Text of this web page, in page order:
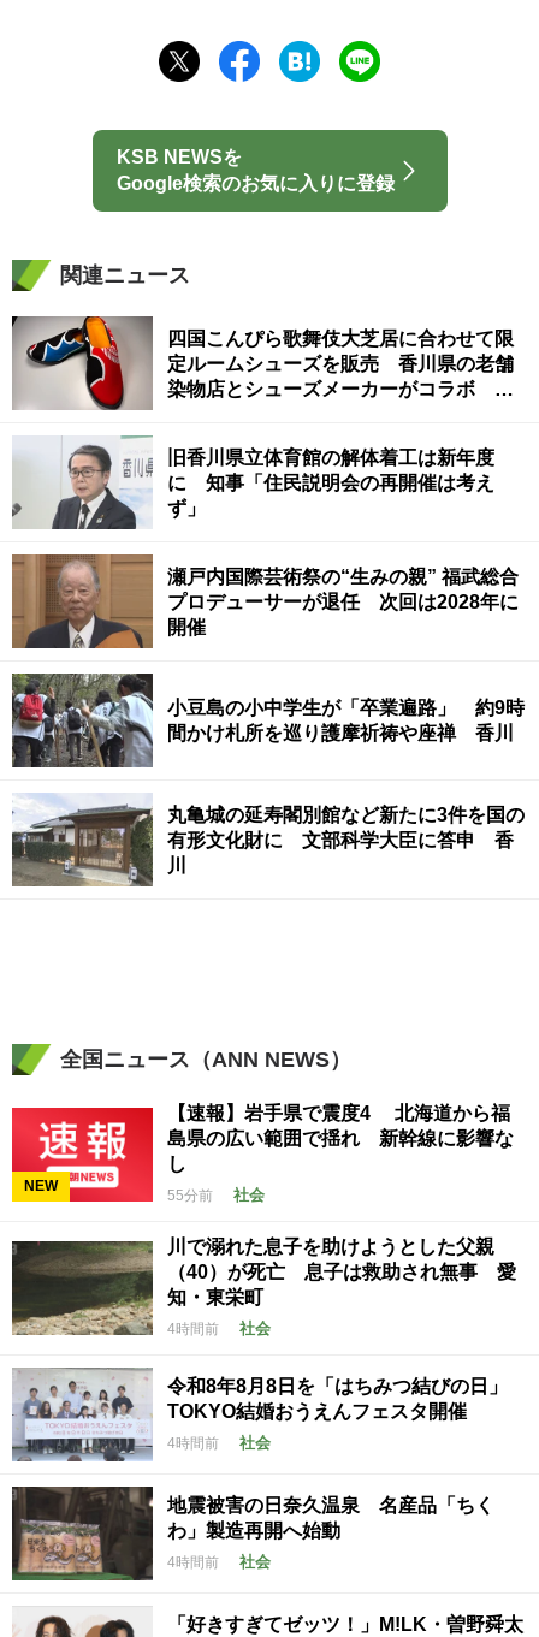
KSB NEWSを
Google検索のお気に入りに登録
関連ニュース
四国こんぴら歌舞伎大芝居に合わせて限
定ルームシューズを販売 香川県の老舗
染物店とシューズメーカーがコラボ 琴
旧香川県立体育館の解体着工は新年度
に 知事「住民説明会の再開催は考え
ず」
瀬戸内国際芸術祭の“生みの親” 福武総合
プロデューサーが退任 次回は2028年に
開催
小豆島の小中学生が「卒業遍路」 約9時
間かけ札所を巡り護摩祈祷や座禅 香川
丸亀城の延寿閣別館など新たに3件を国の
有形文化財に 文部科学大臣に答申 香
川
全国ニュース（ANN NEWS）
NEW
【速報】岩手県で震度4 北海道から福
島県の広い範囲で揺れ 新幹線に影響な
し
55分前 社会
川で溺れた息子を助けようとした父親
（40）が死亡 息子は救助され無事 愛
知・東栄町
4時間前 社会
令和8年8月8日を「はちみつ結びの日」
TOKYO結婚おうえんフェスタ開催
4時間前 社会
地震被害の日奈久温泉 名産品「ちく
わ」製造再開へ始動
4時間前 社会
「好きすぎてゼッツ！」M!LK・曽野舜太